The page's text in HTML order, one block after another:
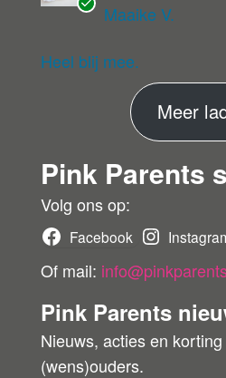
eri
r
Gewaardeer
Maaike V.
Heel blij mee.
Meer
Pink Parents
Volg ons op:
Facebook
Of mail:
Pink Parents
Nieuws, acties en
(wens)ouders.